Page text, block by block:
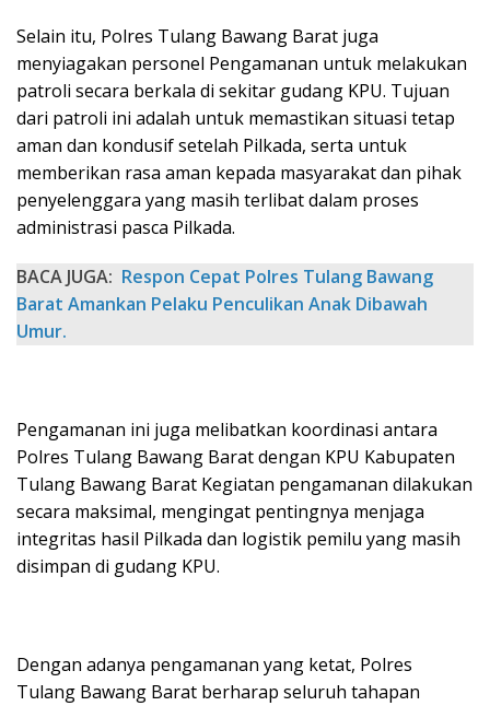
Selain itu, Polres Tulang Bawang Barat juga
menyiagakan personel Pengamanan untuk melakukan
patroli secara berkala di sekitar gudang KPU. Tujuan
dari patroli ini adalah untuk memastikan situasi tetap
aman dan kondusif setelah Pilkada, serta untuk
memberikan rasa aman kepada masyarakat dan pihak
penyelenggara yang masih terlibat dalam proses
administrasi pasca Pilkada.
BACA JUGA: Respon Cepat Polres Tulang Bawang
Barat Amankan Pelaku Penculikan Anak Dibawah
Umur.
Pengamanan ini juga melibatkan koordinasi antara
Polres Tulang Bawang Barat dengan KPU Kabupaten
Tulang Bawang Barat Kegiatan pengamanan dilakukan
secara maksimal, mengingat pentingnya menjaga
integritas hasil Pilkada dan logistik pemilu yang masih
disimpan di gudang KPU.
Dengan adanya pengamanan yang ketat, Polres
Tulang Bawang Barat berharap seluruh tahapan